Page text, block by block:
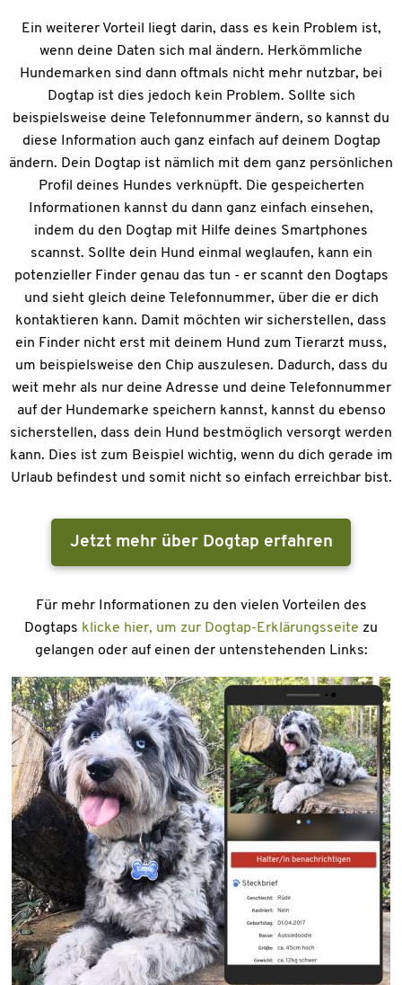
Ein weiterer Vorteil liegt darin, dass es kein Problem ist,
wenn deine Daten sich mal ändern. Herkömmliche
Hundemarken sind dann oftmals nicht mehr nutzbar, bei
Dogtap ist dies jedoch kein Problem. Sollte sich
beispielsweise deine Telefonnummer ändern, so kannst du
diese Information auch ganz einfach auf deinem Dogtap
ändern. Dein Dogtap ist nämlich mit dem ganz persönlichen
Profil deines Hundes verknüpft. Die gespeicherten
Informationen kannst du dann ganz einfach einsehen,
indem du den Dogtap mit Hilfe deines Smartphones
scannst. Sollte dein Hund einmal weglaufen, kann ein
potenzieller Finder genau das tun - er scannt den Dogtaps
und sieht gleich deine Telefonnummer, über die er dich
kontaktieren kann. Damit möchten wir sicherstellen, dass
ein Finder nicht erst mit deinem Hund zum Tierarzt muss,
um beispielsweise den Chip auszulesen. Dadurch, dass du
weit mehr als nur deine Adresse und deine Telefonnummer
auf der Hundemarke speichern kannst, kannst du ebenso
sicherstellen, dass dein Hund bestmöglich versorgt werden
kann. Dies ist zum Beispiel wichtig, wenn du dich gerade im
Urlaub befindest und somit nicht so einfach erreichbar bist.
Jetzt mehr über Dogtap erfahren
Für mehr Informationen zu den vielen Vorteilen des
Dogtaps klicke hier, um zur Dogtap-Erklärungsseite zu
gelangen oder auf einen der untenstehenden Links: